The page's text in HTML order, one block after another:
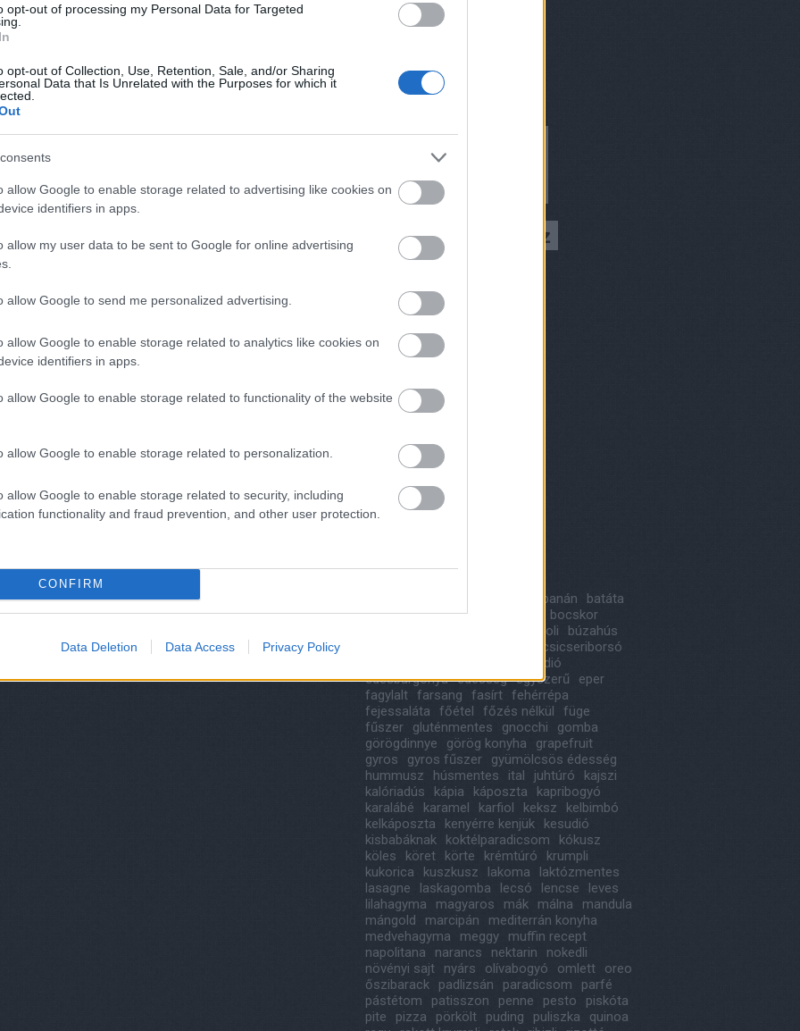
opt-out of processing my Personal Data for Targeted
opt-out of Collection, Use, Retention, Sale, and/or Sharing
Data that Is Unrelated with the Purposes for which it
allow Google to enable storage related to advertising like cookies on
identifiers in apps.
allow my user data to be sent to Google for online advertising
allow Google to send me personalized advertising.
allow Google to enable storage related to analytics like cookies on
identifiers in apps.
allow Google to enable storage related to functionality of the website
allow Google to enable storage related to personalization.
allow Google to enable storage related to security, including
functionality and fraud prevention, and other user protection.
CONFIRM
Data Deletion Data Access Privacy Policy
Vega sonka -
MOST!
hummusszal,
id/6920287
értelmében felhasználói tartalomnak minősülnek, értük a
a
Belépés Facebookkal
Archívum
2019 augusztus
2019 július
1
2018 december
2018 október
2018 július (1
2018 június (
2018 május
2018 április
(
Tovább
Címkék
banán
batáta
bazsalikom birs
bocskor
brokkoli
búzahús
csicseriborsó
dió
édesburgonya édesség egyszerű
eper
fagylalt farsang fasírt fehérrépa
fejessaláta
főétel főzés nélkül
füge
fűszer
gluténmentes gnocchi
gomba
görögdinnye
görög konyha
grapefruit
gyros
gyros fűszer
gyümölcsös édesség
hummusz
húsmentes ital juhtúró
kajszi
kalóriadús
kápia káposzta
kapribogyó
karalábé
karamel karfiol keksz
kelbimbó
kelkáposzta
kenyérre kenjük
kesudió
kisbabáknak
koktélparadicsom
kókusz
köles
köret körte krémtúró
krumpli
kukorica
kuszkusz lakoma
laktózmentes
lasagne
laskagomba lecsó lencse
leves
lilahagyma
magyaros mák málna
mandula
mángold
marcipán
mediterrán konyha
medvehagyma
meggy
muffin recept
napolitana
narancs nektarin
nokedli
növényi sajt
nyárs olívabogyó omlett
oreo
őszibarack
padlizsán paradicsom
parfé
pástétom
patisszon penne pesto
piskóta
pite
pizza pörkölt puding puliszka
quinoa